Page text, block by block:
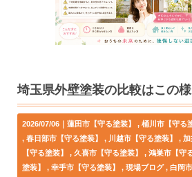
2026/07/06｜蓮田市【守る塗装】 桶川市【守る
春日部市【守る塗装】
川越市【守る塗装】 加
【守る塗装】
久喜市【守る塗装】 鴻巣市【守
塗装】
幸手市【守る塗装】 現場ブログ 白岡